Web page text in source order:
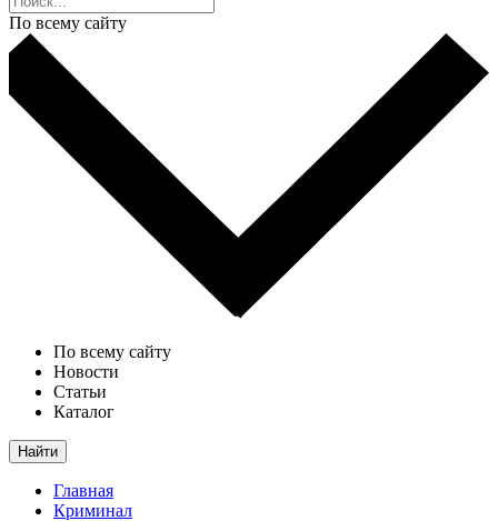
По всему сайту
По всему сайту
Новости
Статьи
Каталог
Найти
Главная
Криминал